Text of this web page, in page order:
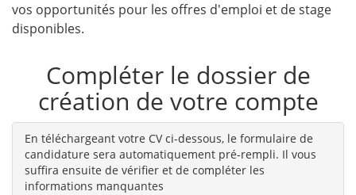
vos opportunités pour les offres d'emploi et de stage
disponibles.
Compléter le dossier de
création de votre compte
En téléchargeant votre CV ci-dessous, le formulaire de
candidature sera automatiquement pré-rempli. Il vous
suffira ensuite de vérifier et de compléter les
informations manquantes